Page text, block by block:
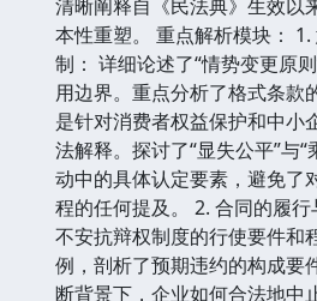
清晰阐释自《民法典》生效以
本性重塑。 重点解析模块：
制： 详细论述了“情势变更原
用边界。重点分析了格式条款
是针对消费者权益保护和中小
法解释。探讨了“显失公平”与
动中的具体认定要素，避免了
程的任何提及。 2. 合同的履
不安抗辩权制度的行使要件和
例，剖析了预期违约的构成要
断背景下，企业如何合法地中